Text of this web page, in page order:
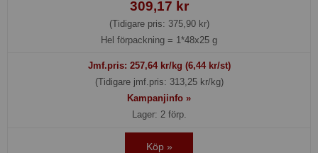
309,17 kr
(Tidigare pris: 375,90 kr)
Hel förpackning = 1*48x25 g
Jmf.pris: 257,64kr/kg (6,44 kr/st)
(Tidigare jmf.pris: 313,25 kr/kg)
Kampanjinfo »
Lager: 2 förp.
Köp »